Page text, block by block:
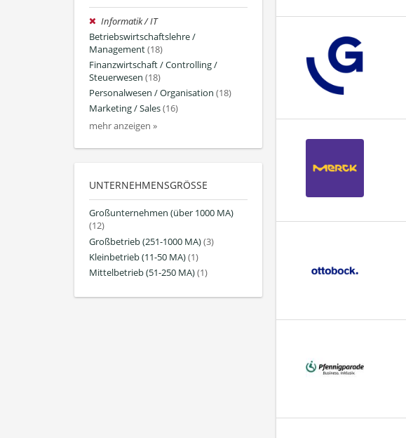
Informatik / IT
Betriebswirtschaftslehre /
Management(18)
Finanzwirtschaft / Controlling /
Steuerwesen (18)
Personalwesen / Organisation (18)
Marketing / Sales(16)
mehr anzeigen »
UNTERNEHMENSGRÖSSE
Großunternehmen (über 1000 MA)
(12)
Großbetrieb (251-1000 MA)(3)
Kleinbetrieb (11-50 MA)(1)
Mittelbetrieb (51-250 MA)(1)